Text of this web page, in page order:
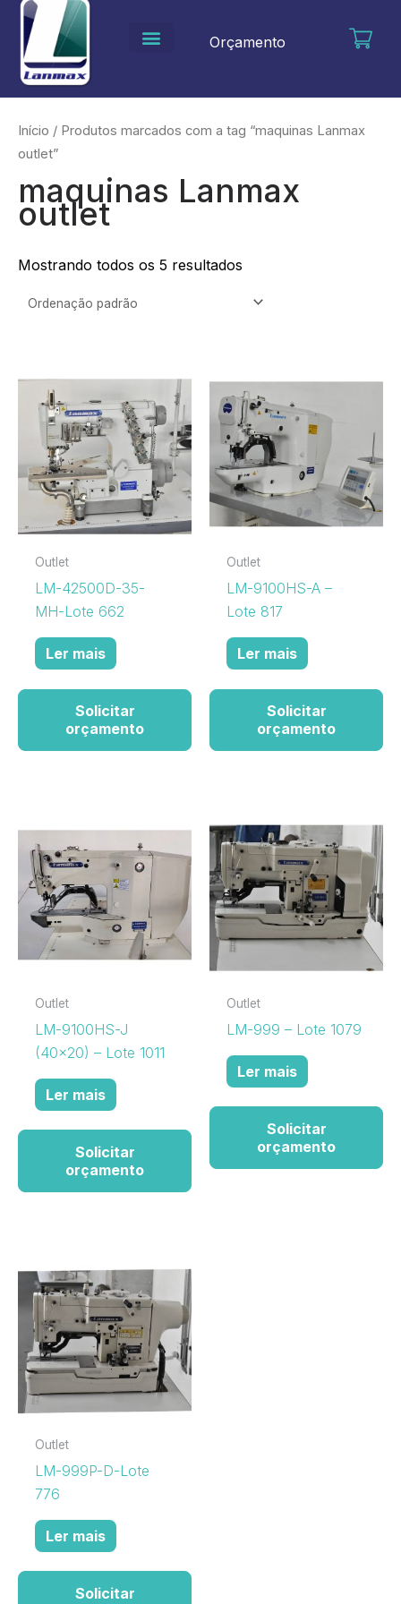
para
conteúdo
Orçamento
Início / Produtos marcados com a tag “maquinas Lanmax
outlet”
maquinas Lanmax
outlet
Mostrando todos os 5 resultados
Outlet
LM-42500D-35-
MH-Lote 662
Ler mais
Solicitar
orçamento
Outlet
LM-9100HS-A –
Lote 817
Ler mais
Solicitar
orçamento
Outlet
LM-9100HS-J
(40×20) – Lote 1011
Ler mais
Solicitar
orçamento
Outlet
LM-999 – Lote 1079
Ler mais
Solicitar
orçamento
Outlet
LM-999P-D-Lote
776
Ler mais
Solicitar